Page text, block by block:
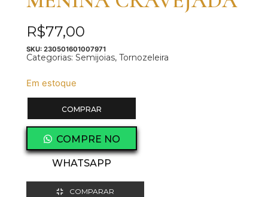
R$77,00
SKU: 230501601007971
Categorias: Semijoias, Tornozeleira
Em estoque
COMPRAR
COMPRE NO
WHATSAPP
COMPARAR